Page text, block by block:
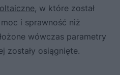
, w które został
i sprawność niż
wówczas parametry
zostały osiągnięte.